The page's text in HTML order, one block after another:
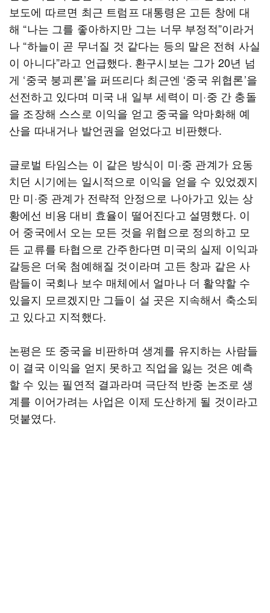
보도에 따르면 최근 트럼프 대통령은 고든 창에 대
해 “나는 그를 좋아하지만 그는 너무 부정적”이라거
나 “하늘이 곧 무너질 것 같다는 등의 말은 전혀 사실
이 아니다”라고 언급했다. 환구시보는 그가 20년 넘
게 ‘중국 붕괴론’을 퍼뜨리다 최근엔 ‘중국 위협론’을
선전하고 있다며 미국 내 일부 세력이 미·중 간 충돌
을 조장해 스스로 이익을 얻고 중국을 악마화해 예
산을 따내거나 발언권을 얻었다고 비판했다.
글로벌 타임스는 이 같은 방식이 미·중 관계가 요동
치던 시기에는 일시적으로 이익을 얻을 수 있었겠지
만 미·중 관계가 전략적 안정으로 나아가고 있는 상
황에선 비용 대비 효율이 떨어진다고 설명했다. 이
어 중국에서 오는 모든 것을 위협으로 정의하고 모
든 교류를 타협으로 간주한다면 미국의 실제 이익과
갈등은 더욱 첨예해질 것이라며 고든 창과 같은 사
람들이 국회나 보수 매체에서 얼마나 더 활약할 수
있을지 모르겠지만 그들이 설 곳은 지속해서 축소되
고 있다고 지적했다.
논평은 또 중국을 비판하며 생계를 유지하는 사람들
이 결국 이익을 얻지 못하고 직업을 잃는 것은 예측
할 수 있는 필연적 결과라며 극단적 반중 논조로 생
계를 이어가려는 사업은 이제 도산하게 될 것이라고
덧붙였다.